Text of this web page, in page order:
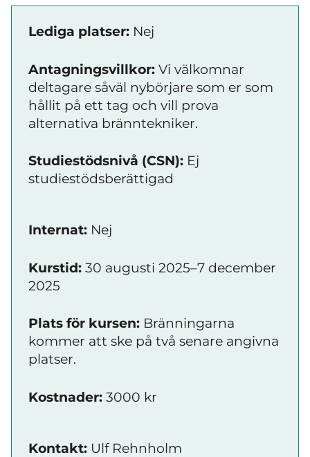
Lediga platser: Nej
Antagningsvillkor: Vi välkomnar
deltagare såväl nybörjare som er som
hållit på ett tag och vill prova
alternativa bränntekniker.
Studiestödsnivå (CSN): Ej
studiestödsberättigad
Internat: Nej
Kurstid: 30 augusti 2025–7 december
2025
Plats för kursen: Bränningarna
kommer att ske på två senare angivna
platser.
Kostnader: 3000 kr
Kontakt: Ulf Rehnholm